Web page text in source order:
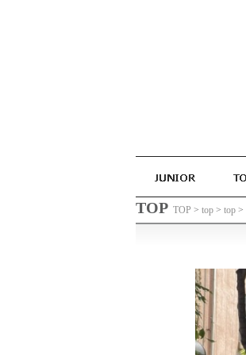
TOP TOP > top > top >